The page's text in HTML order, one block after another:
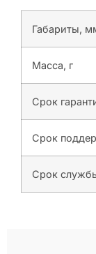
Габариты,
Масса, г
Срок
Срок
Срок